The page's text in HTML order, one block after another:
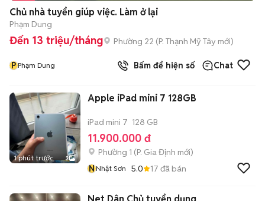
Chủ nhà tuyển giúp việc. Làm ở lại
Phạm Dung
Đến 13 triệu/tháng Phường 22 (P. Thạnh Mỹ Tây mới)
P Phạm Dung Bấm để hiện số Chat
1 phút trước 3
Apple iPad mini 7 128GB
iPad mini 7 128 GB
11.900.000 đ
Phường 1 (P. Gia Định mới)
NNhật Sơn 5.0 17 đã bán